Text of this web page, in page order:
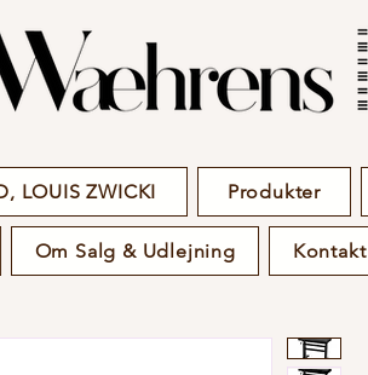
LOUIS ZWICKI Produkter
Om Salg & Udlejning Kontakt